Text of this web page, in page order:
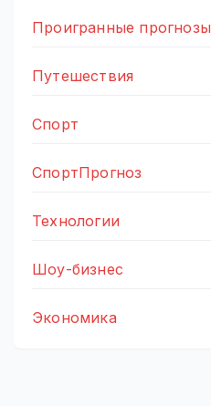
Проигранные прогнозы
Путешествия
Спорт
СпортПрогноз
Технологии
Шоу-бизнес
Экономика